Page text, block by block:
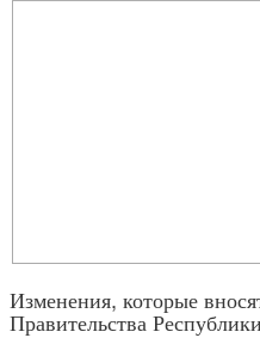
Изменения, которые
Правительства